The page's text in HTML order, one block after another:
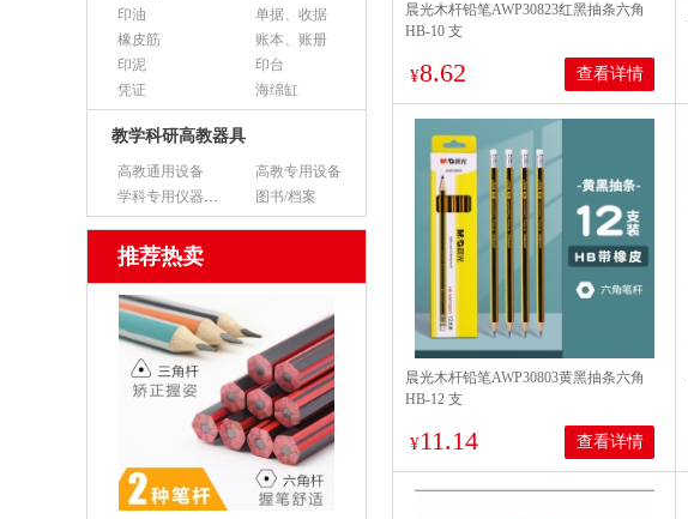
印油
单据、收据
橡皮筋
账本、账册
印泥
印台
凭证
海绵缸
教学科研高教器具
高教通用设备
高教专用设备
学科专用仪器设备
图书/档案
推荐热卖
晨光木杆铅笔AWP30823红黑抽条六角
HB-10 支
¥8.62 查看详情
晨光木杆铅笔AWP30803黄黑抽条六角
HB-12 支
¥11.14 查看详情